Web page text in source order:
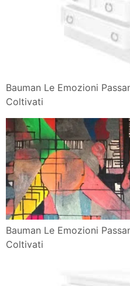
Bauman Le Emozioni
Coltivati
Bauman Le Emozioni
Coltivati